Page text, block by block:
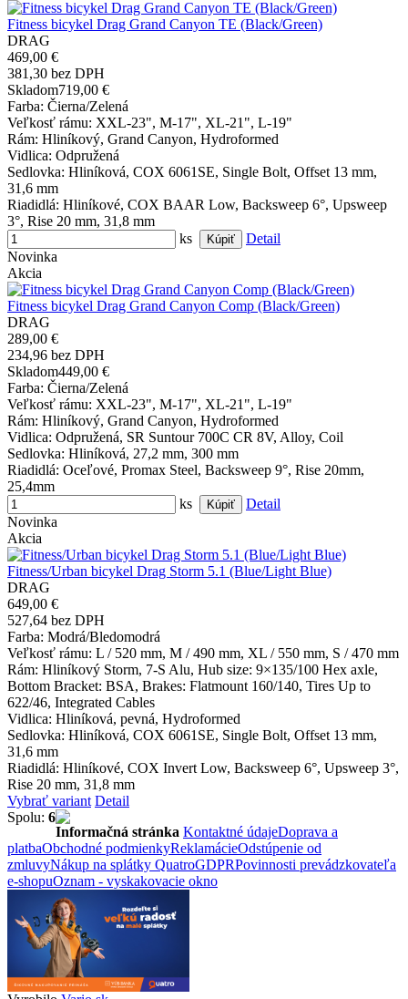
Fitness bicykel Drag Grand Canyon TE (Black/Green)
DRAG
469,00 €
381,30 bez DPH
Skladom719,00 €
Farba: Čierna/Zelená
Veľkosť rámu: XXL-23", M-17", XL-21", L-19"
Rám: Hliníkový, Grand Canyon, Hydroformed
Vidlica: Odpružená
Sedlovka: Hliníková, COX 6061SE, Single Bolt, Offset 13 mm,
31,6 mm
Riadidlá: Hliníkové, COX BAAR Low, Backsweep 6°, Upsweep
3°, Rise 20 mm, 31,8 mm
ks
Detail
Novinka
Akcia
Fitness bicykel Drag Grand Canyon Comp (Black/Green)
DRAG
289,00 €
234,96 bez DPH
Skladom449,00 €
Farba: Čierna/Zelená
Veľkosť rámu: XXL-23", M-17", XL-21", L-19"
Rám: Hliníkový, Grand Canyon, Hydroformed
Vidlica: Odpružená, SR Suntour 700C CR 8V, Alloy, Coil
Sedlovka: Hliníková, 27,2 mm, 300 mm
Riadidlá: Oceľové, Promax Steel, Backsweep 9°, Rise 20mm,
25,4mm
ks
Detail
Novinka
Akcia
Fitness/Urban bicykel Drag Storm 5.1 (Blue/Light Blue)
DRAG
649,00 €
527,64 bez DPH
Farba: Modrá/Bledomodrá
Veľkosť rámu: L / 520 mm, M / 490 mm, XL / 550 mm, S / 470 mm
Rám: Hliníkový Storm, 7-S Alu, Hub size: 9×135/100 Hex axle,
Bottom Bracket: BSA, Brakes: Flatmount 160/140, Tires Up to
622/46, Integrated Cables
Vidlica: Hliníková, pevná, Hydroformed
Sedlovka: Hliníková, COX 6061SE, Single Bolt, Offset 13 mm,
31,6 mm
Riadidlá: Hliníkové, COX Invert Low, Backsweep 6°, Upsweep 3°,
Rise 20 mm, 31,8 mm
Vybrať variant Detail
Spolu: 6
Informačná stránka Kontaktné údajeDoprava a
platbaObchodné podmienkyReklamácieOdstúpenie od
zmluvyNákup na splátky QuatroGDPRPovinnosti prevádzkovateľa
e-shopuOznam - vyskakovacie okno